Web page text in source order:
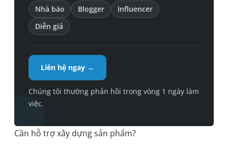
Nhà báo Blogger
Influencer
Diễn giả
Liên hệ ngay →
Chúng tôi thường phản hồi trong vòng 1 ngày làm
việc.
Cần hỗ trợ xây dựng sản phẩm?